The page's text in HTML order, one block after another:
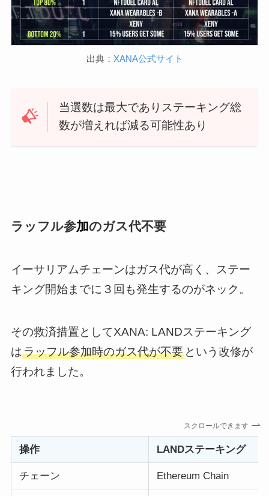
出典： XANA公式サイト
当選数は最大でありステーキング総
数が増えれば減る可能性あり
ラッフル参加のガス代不要
イーサリアムチェーンはガス代が高く、ステー
キング開始までに３回も発生するのがネック。
その救済措置としてXANA: LANDステーキング
はラッフル参加時のガス代が不要という改修が
行われました。
スクロールできます
操作 LANDステーキング
チェーン Ethereum Chain